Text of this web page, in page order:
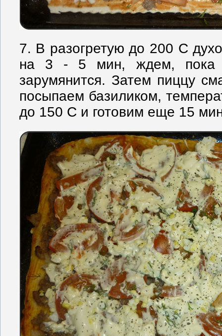
7. В разогретую до 200 С
на 3 - 5 мин, ждем, пока
зарумянится. Затем пиццу
посыпаем базиликом,
до 150 С и готовим еще 15